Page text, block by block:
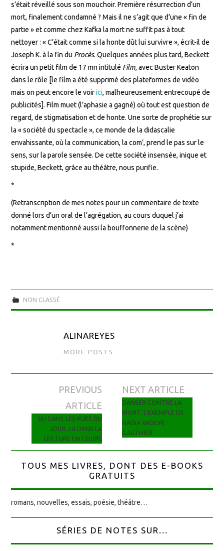
s’était réveillé sous son mouchoir. Première résurrection d’un
mort, finalement condamné ? Mais il ne s’agit que d’une « fin de
partie » et comme chez Kafka la mort ne suffit pas à tout
nettoyer : « C’était comme si la honte dût lui survivre », écrit-il de
Joseph K. à la fin du Procès. Quelques années plus tard, Beckett
écrira un petit film de 17 mn intitulé Film, avec Buster Keaton
dans le rôle [le film a été supprimé des plateformes de vidéo
mais on peut encore le voirici, malheureusement entrecoupé de
publicités]. Film muet (l’aphasie a gagné) où tout est question de
regard, de stigmatisation et de honte. Une sorte de prophétie sur
la « société du spectacle », ce monde de la didascalie
envahissante, où la communication, la com’, prend le pas sur le
sens, sur la parole sensée. De cette société insensée, inique et
stupide, Beckett, grâce au théâtre, nous purifie.
*
(Retranscription de mes notes pour un commentaire de texte
donné lors d’un oral de l’agrégation, au cours duquel j’ai
notamment mentionné aussi la bouffonnerie de la scène)
*
NON CLASSÉ
ALINAREYES
MORE POSTS
Navigation des articles
PREVIOUS
ARTICLE
VU DANS LES RUES DU
JOUR, LU DANS LA
LECTURE EN COURS
NEXT ARTICLE
DANSER CONTRE LA
MORT. L’EXEMPLE DE
NADIA VADORI
GAUTHIER
TOUS MES LIVRES, DONT DES E-BOOKS
GRATUITS
romans, nouvelles, essais, poésie, théâtre…
SÉRIES DE NOTES SUR...